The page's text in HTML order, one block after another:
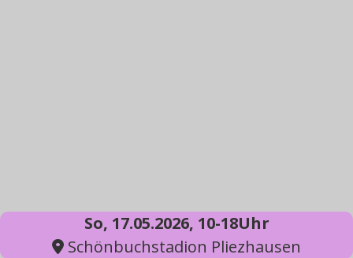
So, 17.05.2026, 10-18Uhr
Schönbuchstadion Pliezhausen